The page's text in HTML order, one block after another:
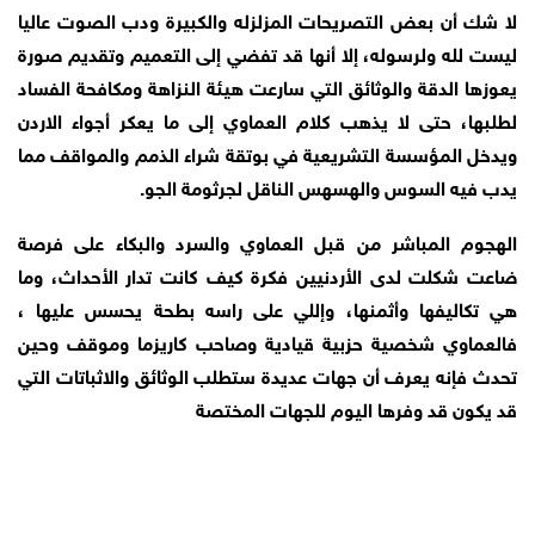
لا شك أن بعض التصريحات المزلزله والكبيرة ودب الصوت عاليا
ليست لله ولرسوله، إلا أنها قد تفضي إلى التعميم وتقديم صورة
يعوزها الدقة والوثائق التي سارعت هيئة النزاهة ومكافحة الفساد
لطلبها، حتى لا يذهب كلام العماوي إلى ما يعكر أجواء الاردن
ويدخل المؤسسة التشريعية في بوتقة شراء الذمم والمواقف مما
يدب فيه السوس والهسهس الناقل لجرثومة الجو.
الهجوم المباشر من قبل العماوي والسرد والبكاء على فرصة
ضاعت شكلت لدى الأردنيين فكرة كيف كانت تدار الأحداث، وما
هي تكاليفها وأثمنها، وإللي على راسه بطحة يحسس عليها ،
فالعماوي شخصية حزبية قيادية وصاحب كاريزما وموقف وحين
تحدث فإنه يعرف أن جهات عديدة ستطلب الوثائق والاثباتات التي
قد يكون قد وفرها اليوم للجهات المختصة